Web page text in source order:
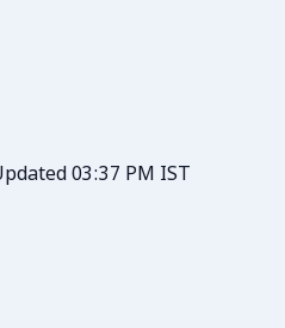
03:37 PM IST